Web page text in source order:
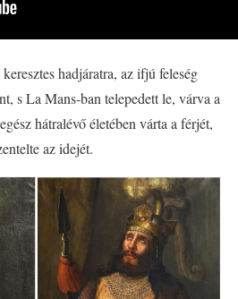
hadjáratra, az ifjú feleség
s La Mans-ban telepedett le, várva a
hátralévő életében várta a férjét,
az idejét.